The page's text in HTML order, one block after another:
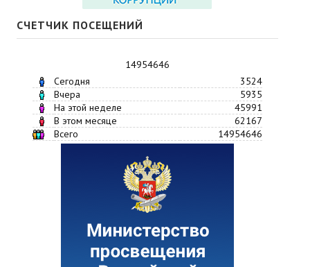
СЧЕТЧИК ПОСЕЩЕНИЙ
14954646
Сегодня
3524
Вчера
5935
На этой неделе
45991
В этом месяце
62167
Всего
14954646